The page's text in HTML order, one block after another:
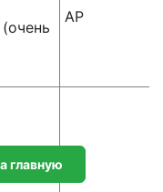
АР
главную